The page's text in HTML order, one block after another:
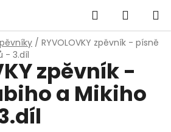
Hledat
KOŠÍK
/ RYVOLOVKY zpěvník - písně
- 3.díl
zpěvník -
a Mikiho